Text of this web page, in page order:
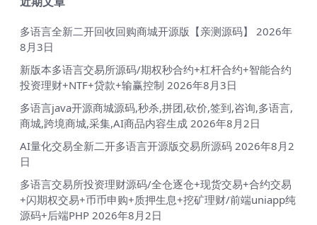
多语言全新二开回收回购商城开源版【亲测源码】
2026年
8月3日
新版本多语言交易所源码/期权秒合约+杠杆合约+智能合约
投资理财+NTF+贷款+输赢控制 2026年8月3日
多语言java开源商城源码,秒杀,拼团,砍价,签到,咨询,多语言,
商城,跨境商城,采集,AI商品内容生成 2026年8月2日
AI量化交易全新二开多语言开源版交易所源码 2026年8月2
日
多语言交易所投资理财源码/全仓逐仓+现货交易+合约交易
+闪期权交易+币币申购+质押生息+挖矿理财/前端uniapp纯
源码+后端PHP 2026年8月2日